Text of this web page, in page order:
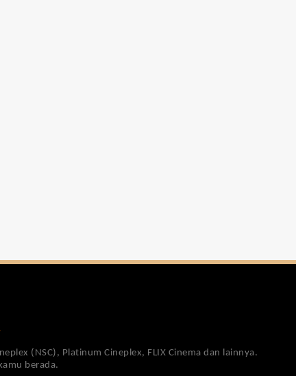
(NSC), Platinum Cineplex, FLIX Cinema dan lainnya.
berada.